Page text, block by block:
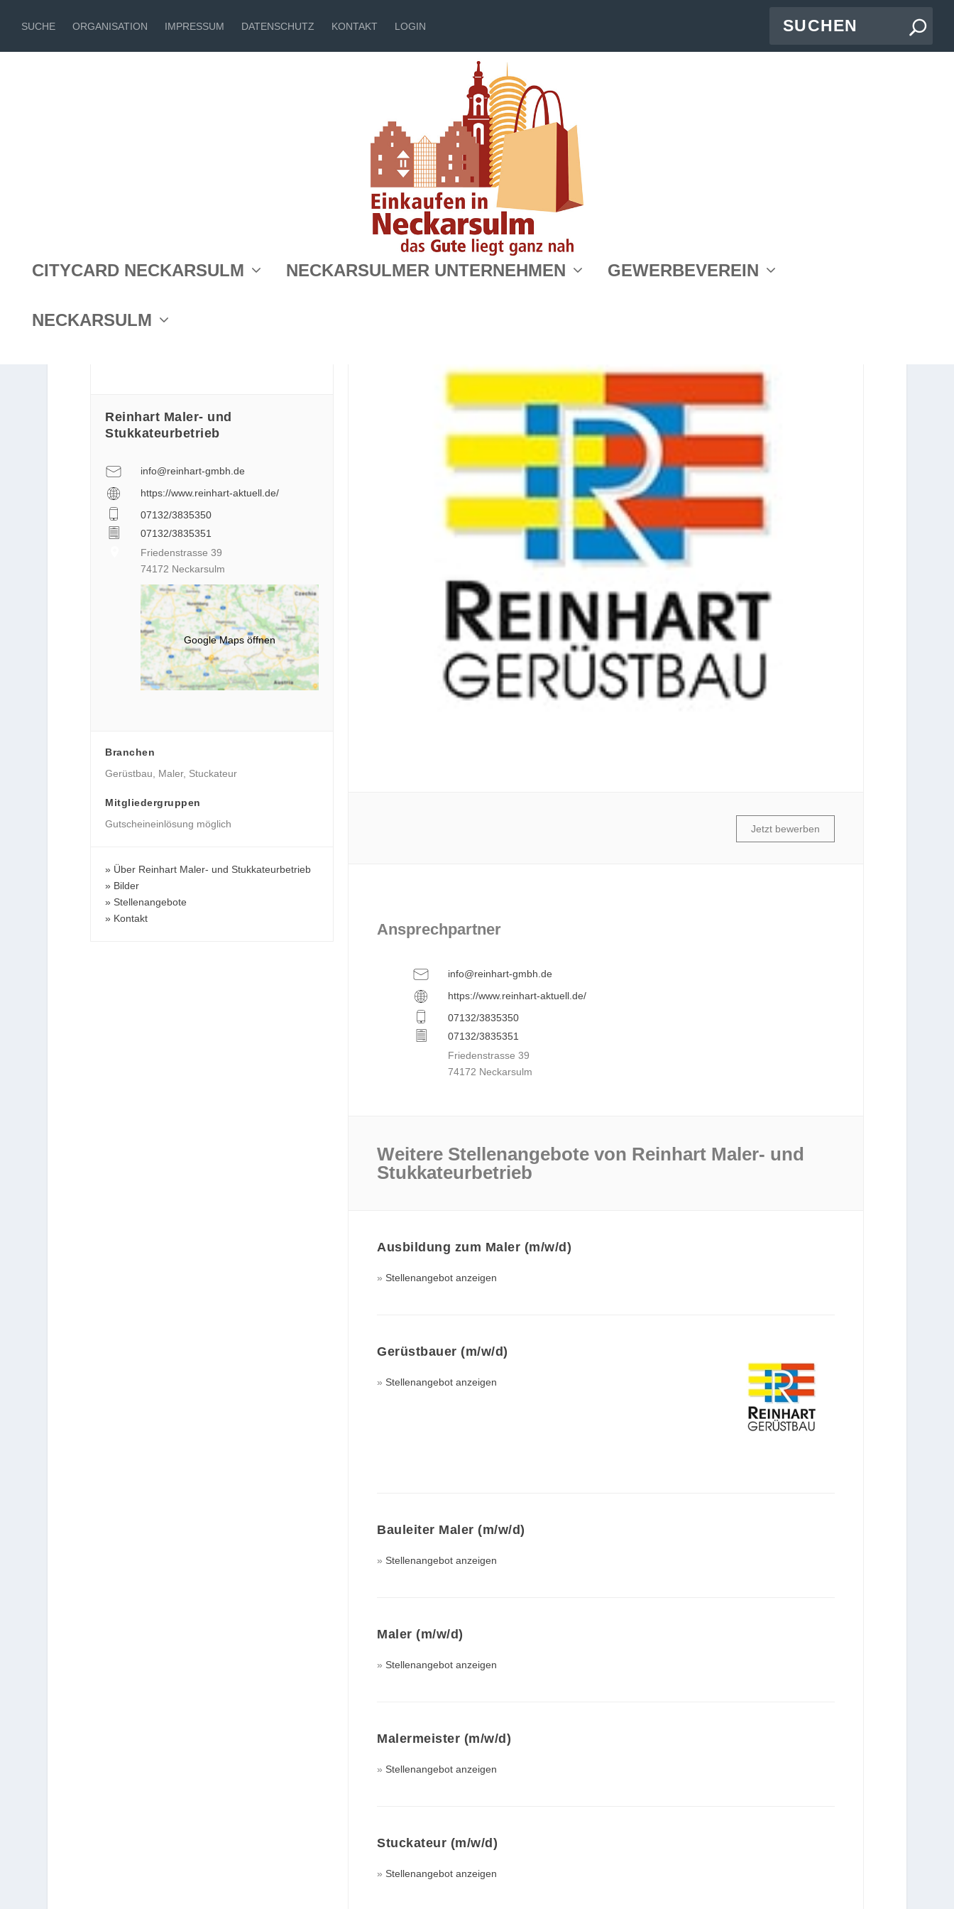
SUCHE ORGANISATION IMPRESSUM DATENSCHUTZ KONTAKT LOGIN
CITYCARD NECKARSULM NECKARSULMER UNTERNEHMEN GEWERBEVEREIN
NECKARSULM
Reinhart Maler- und
Stukkateurbetrieb
info@reinhart-gmbh.de
https://www.reinhart-aktuell.de/
07132/3835350
07132/3835351
Friedenstrasse 39
74172 Neckarsulm
Google Maps öffnen
Branchen
Gerüstbau
Maler, Stuckateur
Mitgliedergruppen
Gutscheineinlösung möglich
Über Reinhart Maler- und Stukkateurbetrieb
Bilder
Stellenangebote
Kontakt
Bauleiter Gerüstbau (m/w/d)
Jetzt bewerben
Ansprechpartner
info@reinhart-gmbh.de
https://www.reinhart-aktuell.de/
07132/3835350
07132/3835351
Friedenstrasse 39
74172 Neckarsulm
Weitere Stellenangebote von Reinhart Maler- und
Stukkateurbetrieb
Ausbildung zum Maler (m/w/d)
Stellenangebot anzeigen
Gerüstbauer (m/w/d)
Stellenangebot anzeigen
Bauleiter Maler (m/w/d)
Stellenangebot anzeigen
Maler (m/w/d)
Stellenangebot anzeigen
Malermeister (m/w/d)
Stellenangebot anzeigen
Stuckateur (m/w/d)
Stellenangebot anzeigen